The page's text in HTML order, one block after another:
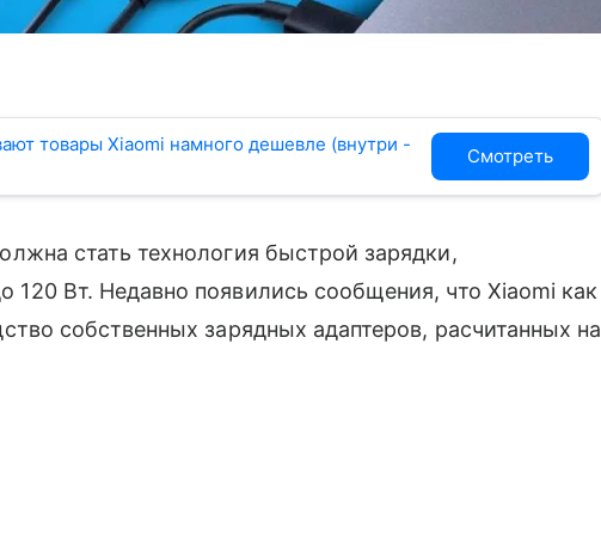
товары Xiaomi намного дешевле (внутри -
Смотреть
стать технология быстрой зарядки,
Вт. Недавно появились сообщения, что Xiaomi как
собственных зарядных адаптеров, расчитанных на